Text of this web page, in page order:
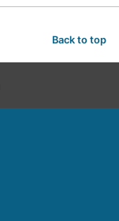
Back to top